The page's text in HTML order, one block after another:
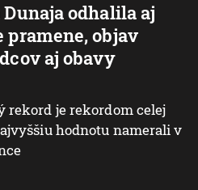
odhalila aj
objav
aj obavy
rekord je rekordom celej
hodnotu namerali v